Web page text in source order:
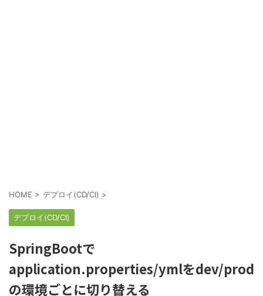
HOME > デプロイ(CD/CI) >
デプロイ(CD/CI)
SpringBootで
application.properties/ymlをdev/prod
の環境ごとに切り替える